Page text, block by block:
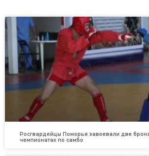
Росгвардейцы Поморья завоевали две
чемпионатах по самбо